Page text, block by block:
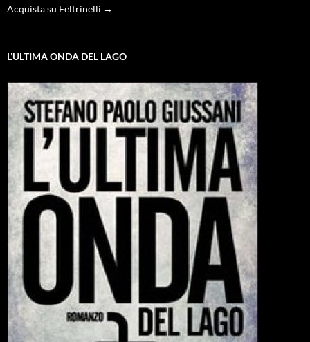
Acquista su Feltrinelli →
L’ULTIMA ONDA DEL LAGO